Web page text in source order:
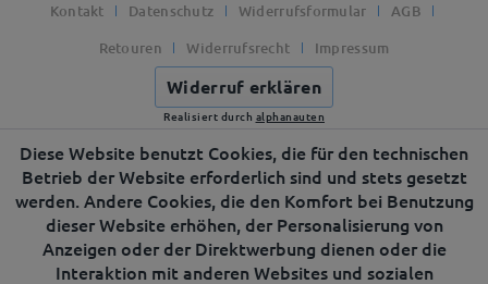
Kontakt Datenschutz Widerrufsformular
AGB
Retouren
Widerrufsrecht Impressum
Widerruf erklären
Realisiert durch alphanauten
Diese Website benutzt Cookies, die für den technischen
Betrieb der Website erforderlich sind und stets gesetzt
werden. Andere Cookies, die den Komfort bei Benutzung
dieser Website erhöhen, der Personalisierung von
Anzeigen oder der Direktwerbung dienen oder die
Interaktion mit anderen Websites und sozialen